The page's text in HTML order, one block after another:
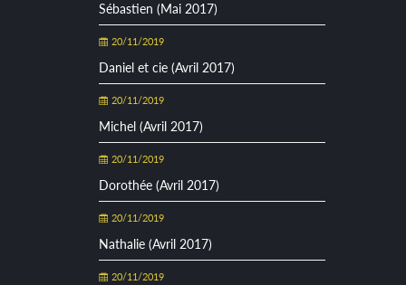
Sébastien (Mai 2017)
20/11/2019
Daniel et cie (Avril 2017)
20/11/2019
Michel (Avril 2017)
20/11/2019
Dorothée (Avril 2017)
20/11/2019
Nathalie (Avril 2017)
20/11/2019